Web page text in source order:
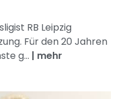
RB Leipzig
Für den 20 Jahren
g... | mehr